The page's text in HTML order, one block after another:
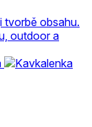
tvorbě obsahu.
outdoor a